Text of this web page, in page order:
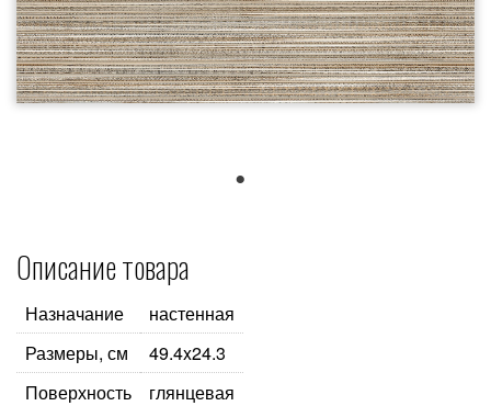
Описание товара
Назначание
настенная
Размеры, см
49.4x24.3
Поверхность
глянцевая